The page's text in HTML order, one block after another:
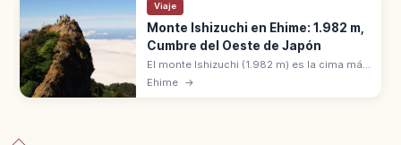
Viaje
Monte Ishizuchi en Ehime: 1.982 m,
Cumbre del Oeste de Japón
El monte Ishizuchi (1.982 m) es la cima más
alta del oeste de Japón, en Ehime. Montaña
Ehime →